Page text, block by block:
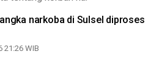
narkoba di Sulsel diproses
21:26 WIB